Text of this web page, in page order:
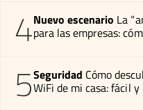
4Nuevo escenario La
para las empresas:
5Seguridad Cómo
WiFi de mi casa: fácil y